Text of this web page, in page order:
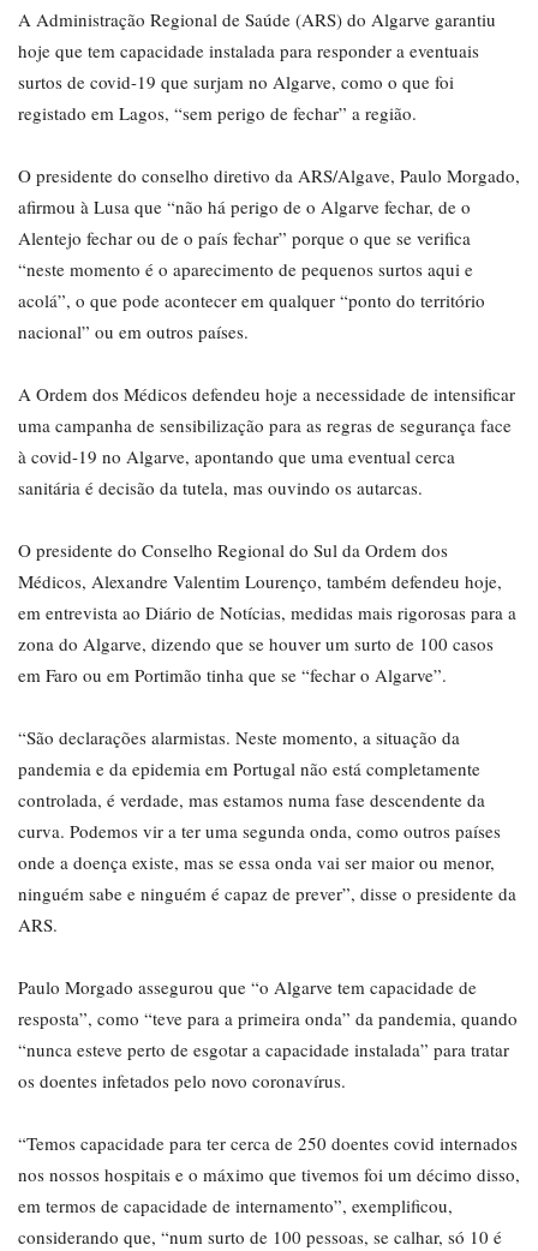
A Administração Regional de Saúde (ARS) do Algarve garantiu
hoje que tem capacidade instalada para responder a eventuais
surtos de covid-19 que surjam no Algarve, como o que foi
registado em Lagos, “sem perigo de fechar” a região.
O presidente do conselho diretivo da ARS/Algave, Paulo Morgado,
afirmou à Lusa que “não há perigo de o Algarve fechar, de o
Alentejo fechar ou de o país fechar” porque o que se verifica
“neste momento é o aparecimento de pequenos surtos aqui e
acolá”, o que pode acontecer em qualquer “ponto do território
nacional” ou em outros países.
A Ordem dos Médicos defendeu hoje a necessidade de intensificar
uma campanha de sensibilização para as regras de segurança face
à covid-19 no Algarve, apontando que uma eventual cerca
sanitária é decisão da tutela, mas ouvindo os autarcas.
O presidente do Conselho Regional do Sul da Ordem dos
Médicos, Alexandre Valentim Lourenço, também defendeu hoje,
em entrevista ao Diário de Notícias, medidas mais rigorosas para a
zona do Algarve, dizendo que se houver um surto de 100 casos
em Faro ou em Portimão tinha que se “fechar o Algarve”.
“São declarações alarmistas. Neste momento, a situação da
pandemia e da epidemia em Portugal não está completamente
controlada, é verdade, mas estamos numa fase descendente da
curva. Podemos vir a ter uma segunda onda, como outros países
onde a doença existe, mas se essa onda vai ser maior ou menor,
ninguém sabe e ninguém é capaz de prever”, disse o presidente da
ARS.
Paulo Morgado assegurou que “o Algarve tem capacidade de
resposta”, como “teve para a primeira onda” da pandemia, quando
“nunca esteve perto de esgotar a capacidade instalada” para tratar
os doentes infetados pelo novo coronavírus.
“Temos capacidade para ter cerca de 250 doentes covid internados
nos nossos hospitais e o máximo que tivemos foi um décimo disso,
em termos de capacidade de internamento”, exemplificou,
considerando que, “num surto de 100 pessoas, se calhar, só 10 é